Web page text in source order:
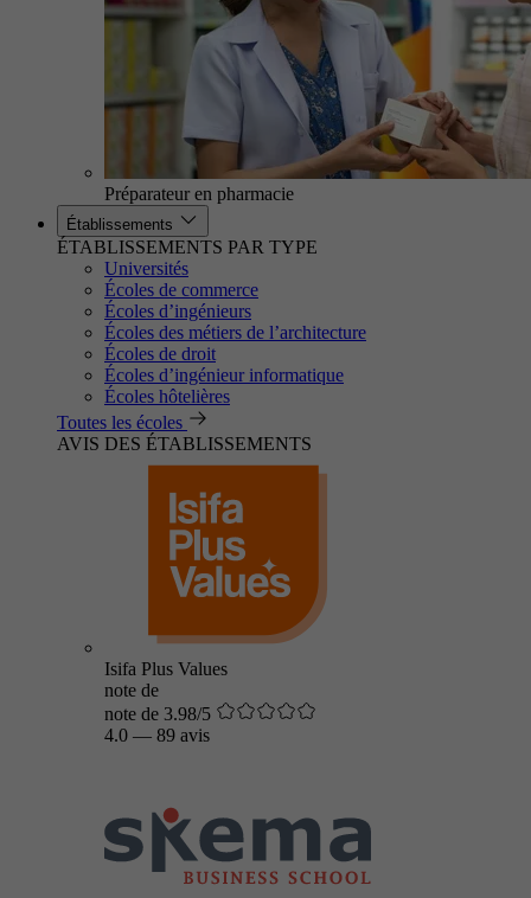
Préparateur en pharmacie
Établissements
ÉTABLISSEMENTS PAR TYPE
Universités
Écoles de commerce
Écoles d’ingénieurs
Écoles des métiers de l’architecture
Écoles de droit
Écoles d’ingénieur informatique
Écoles hôtelières
Toutes les écoles
AVIS DES ÉTABLISSEMENTS
Isifa Plus Values
note de
note de 3.98/5
4.0 — 89 avis